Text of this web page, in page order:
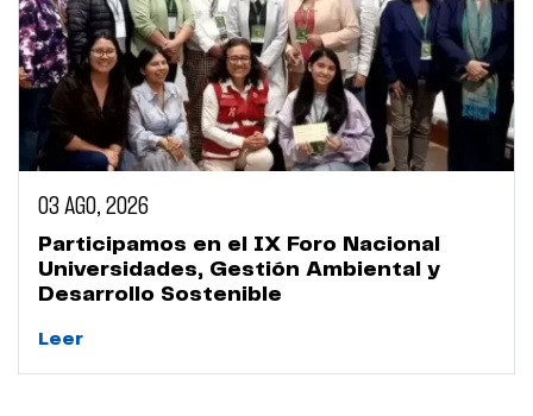
03 AGO, 2026
Participamos en el IX Foro Nacional
Universidades, Gestión Ambiental y
Desarrollo Sostenible
Leer